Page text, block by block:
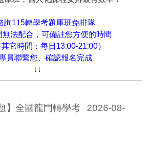
詢115轉學考題庫班免排隊
無法配合，可備註您方便的時間
其它時間：每日13:00-21:00）
員聯繫您、確認報名完成
↓↓
】全國龍門轉學考
2026-08-